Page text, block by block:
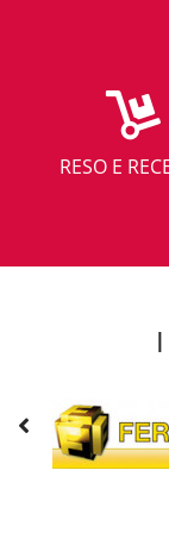
questi serbatoi
in un unico
resistenza,
deterioramento
che raggiunta una
irrigazione
interna sommersa .
consiglia
esserecollegati in
andare incontro
RESO E